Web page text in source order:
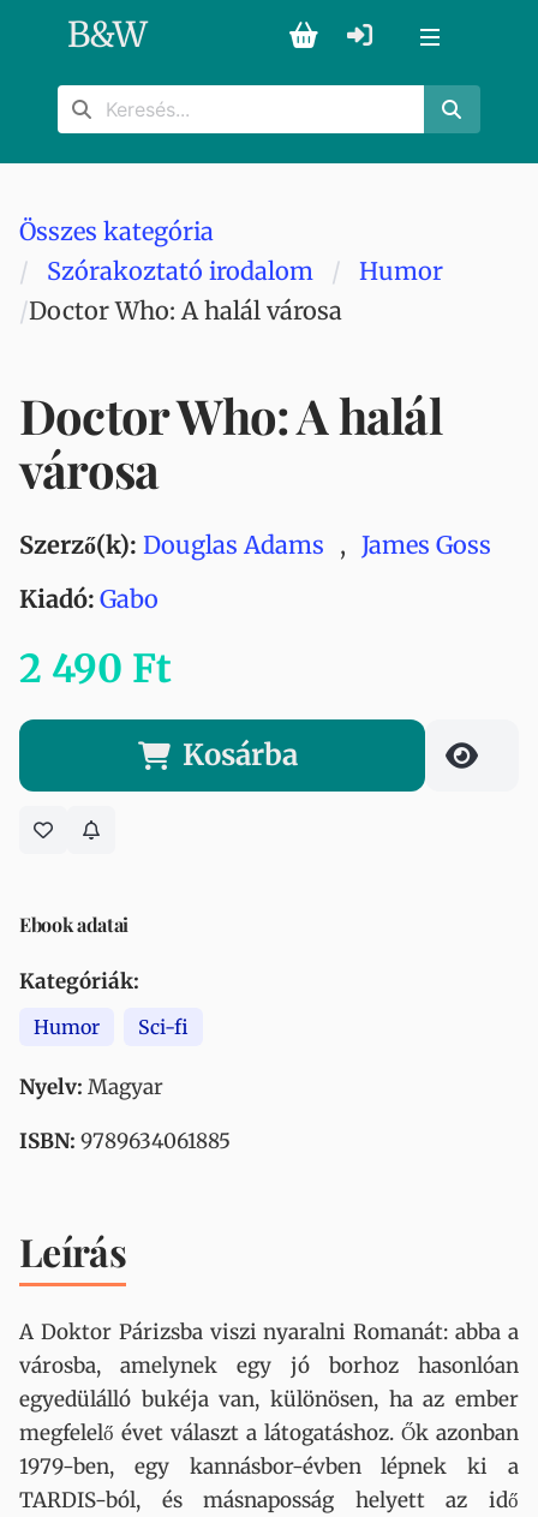
B&W
Összes kategória
Szórakoztató irodalom
Humor
Doctor Who: A halál városa
Doctor Who: A halál
városa
Szerző(k): Douglas Adams , James Goss
Kiadó: Gabo
2 490 Ft
Kosárba
Ebook adatai
Kategóriák:
Humor Sci-fi
Nyelv: Magyar
ISBN: 9789634061885
Leírás
A Doktor Párizsba viszi nyaralni Romanát: abba a
városba, amelynek egy jó borhoz hasonlóan
egyedülálló bukéja van, különösen, ha az ember
megfelelő évet választ a látogatáshoz. Ők azonban
1979-ben, egy kannásbor-évben lépnek ki a
TARDIS-ból, és másnaposság helyett az idő